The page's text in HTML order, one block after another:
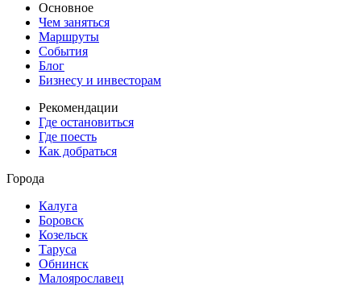
Основное
Чем заняться
Маршруты
События
Блог
Бизнесу и инвесторам
Рекомендации
Где остановиться
Где поесть
Как добраться
Города
Калуга
Боровск
Козельск
Таруса
Обнинск
Малоярославец